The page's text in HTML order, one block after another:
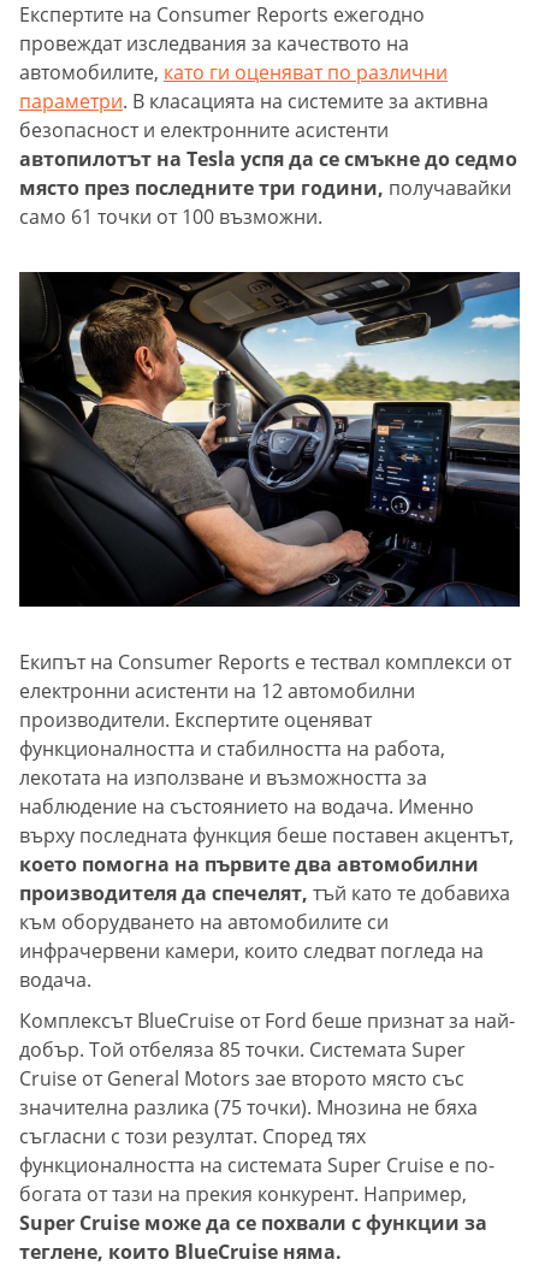
Експертите на Consumer Reports ежегодно
провеждат изследвания за качеството на
автомобилите, като ги оценяват по различни
параметри. В класацията на системите за активна
безопасност и електронните асистенти
автопилотът на Tesla успя да се смъкне до седмо
място през последните три години, получавайки
само 61 точки от 100 възможни.
Екипът на Consumer Reports е тествал комплекси от
електронни асистенти на 12 автомобилни
производители. Експертите оценяват
функционалността и стабилността на работа,
лекотата на използване и възможността за
наблюдение на състоянието на водача. Именно
върху последната функция беше поставен акцентът,
което помогна на първите два автомобилни
производителя да спечелят, тъй като те добавиха
към оборудването на автомобилите си
инфрачервени камери, които следват погледа на
водача.
Комплексът BlueCruise от Ford беше признат за най-
добър. Той отбеляза 85 точки. Системата Super
Cruise от General Motors зае второто място със
значителна разлика (75 точки). Мнозина не бяха
съгласни с този резултат. Според тях
функционалността на системата Super Cruise е по-
богата от тази на прекия конкурент. Например,
Super Cruise може да се похвали с функции за
теглене, които BlueCruise няма.